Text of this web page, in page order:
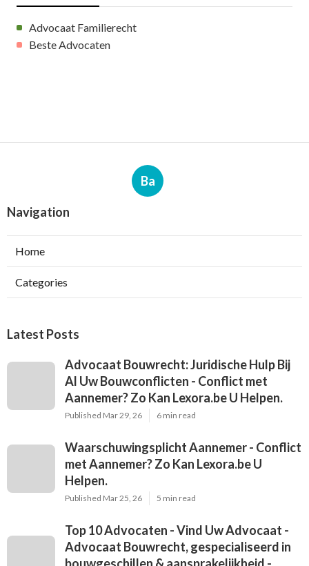
Advocaat Familierecht
Beste Advocaten
Ba
Navigation
Home
Categories
Latest Posts
Advocaat Bouwrecht: Juridische Hulp Bij
Al Uw Bouwconflicten - Conflict met
Aannemer? Zo Kan Lexora.be U Helpen.
Published Mar 29, 26 6 min read
Waarschuwingsplicht Aannemer - Conflict
met Aannemer? Zo Kan Lexora.be U
Helpen.
Published Mar 25, 26 5 min read
Top 10 Advocaten - Vind Uw Advocaat -
Advocaat Bouwrecht, gespecialiseerd in